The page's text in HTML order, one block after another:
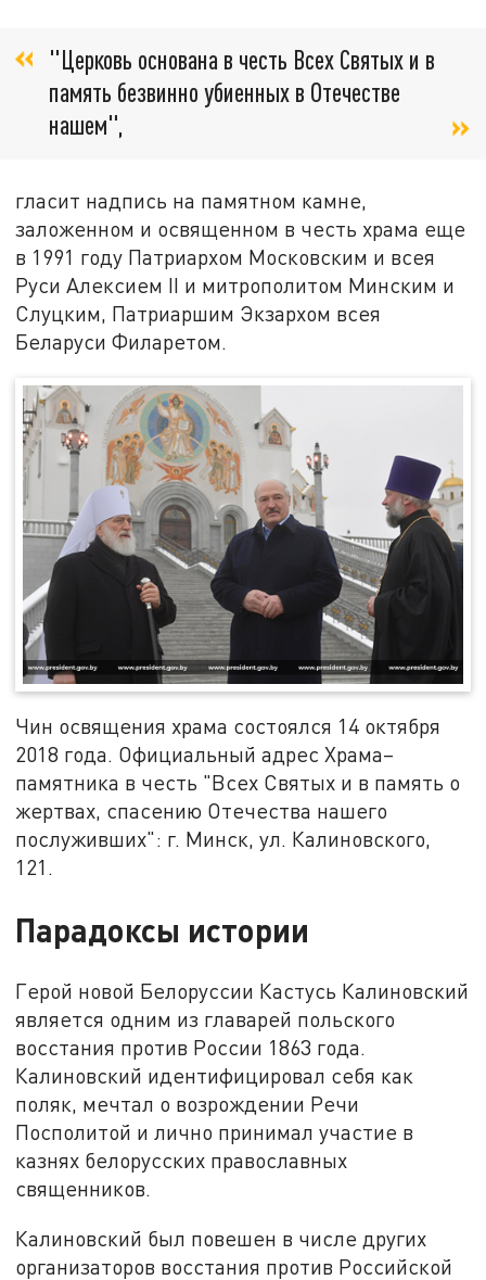
"Церковь основана в честь Всех Святых и в
память безвинно убиенных в Отечестве
нашем",
гласит надпись на памятном камне,
заложенном и освященном в честь храма еще
в 1991 году Патриархом Московским и всея
Руси Алексием II и митрополитом Минским и
Слуцким, Патриаршим Экзархом всея
Беларуси Филаретом.
Чин освящения храма состоялся 14 октября
2018 года. Официальный адрес Храма–
памятника в честь "Всех Святых и в память о
жертвах, спасению Отечества нашего
послуживших": г. Минск, ул. Калиновского,
121.
Парадоксы истории
Герой новой Белоруссии Кастусь Калиновский
является одним из главарей польского
восстания против России 1863 года.
Калиновский идентифицировал себя как
поляк, мечтал о возрождении Речи
Посполитой и лично принимал участие в
казнях белорусских православных
священников.
Калиновский был повешен в числе других
организаторов восстания против Российской